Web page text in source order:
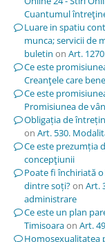
Cuantumul
Luare in spatiu
munca; servicii de
buletin on Art.
Ce este
Creanţele care
Ce este
Promisiunea de
Obligația de
on Art. 530.
Ce este prezumția
concepţiunii
Poate fi închiriată
dintre soți?on Art.
administrare
Ce este un plan
Timisoaraon Art.
Homosexualitatea